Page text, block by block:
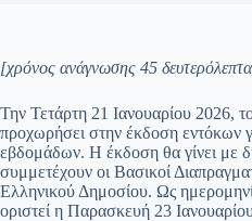
[χρόνος ανάγνωσης 45
Την Τετάρτη 21 Ιανουαρίου 2026,
προχωρήσει στην έκδοση εντόκων
εβδομάδων. Η έκδοση θα γίνει με
συμμετέχουν οι Βασικοί
Ελληνικού Δημοσίου. Ως
οριστεί η Παρασκευή 23